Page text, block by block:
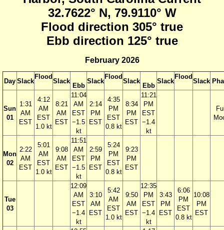
32.7622° N, 79.9110° W
Flood direction 305° true
Ebb direction 125° true
February 2026
Day Slack
Flood
Slack
Ebb
Slack
Flood
Slack
Ebb
Slack
Flood
Slack
Sun
01
1:31
AM
EST
4:12
AM
EST
1.0 kt
8:21
AM
EST
11:04
AM
EST
−1.5
kt
2:14
PM
EST
4:35
PM
EST
0.8 kt
8:34
PM
EST
11:21
PM
EST
−1.4
kt
Mon
02
2:22
AM
EST
5:01
AM
EST
1.0 kt
9:08
AM
EST
11:51
AM
EST
−1.5
kt
2:59
PM
EST
5:24
PM
EST
0.8 kt
9:23
PM
EST
Tue
03
12:09
AM
EST
−1.4
kt
3:10
AM
EST
5:42
AM
EST
1.0 kt
9:50
AM
EST
12:35
PM
EST
−1.4
kt
3:43
PM
EST
6:06
PM
EST
0.8 kt
10:08
PM
EST